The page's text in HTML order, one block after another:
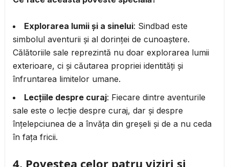
Explorarea lumii și a sinelui: Sindbad este
simbolul aventurii și al dorinței de cunoaștere.
Călătoriile sale reprezintă nu doar explorarea lumii
exterioare, ci și căutarea propriei identități și
înfruntarea limitelor umane.
Lecțiile despre curaj: Fiecare dintre aventurile
sale este o lecție despre curaj, dar și despre
înțelepciunea de a învăța din greșeli și de a nu ceda
în fața fricii.
4. Povestea celor patru viziri și